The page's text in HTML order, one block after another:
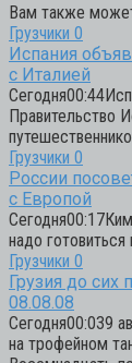
Вам также
Грузчики 0
Испания
с Италией
Правительство
Грузчики 0
России
с Европой
надо
Грузчики 0
Грузия до сих
08.08.08
Сегодня00:039
на трофейном